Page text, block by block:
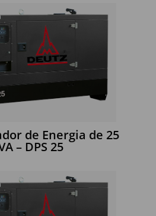
de Energia de 25
– DPS 25